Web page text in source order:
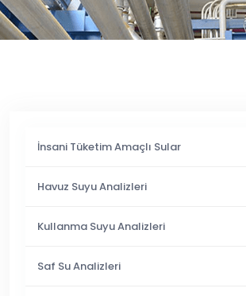
İnsani Tüketim Amaçlı Sular
Havuz Suyu Analizleri
Kullanma Suyu Analizleri
Saf Su Analizleri